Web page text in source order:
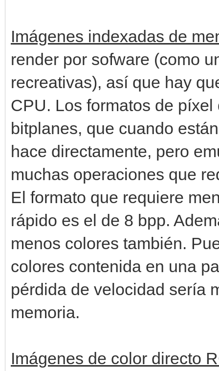
Imágenes indexadas de
render por sofware (como
recreativas), así que hay
CPU. Los formatos de
bitplanes, que cuando
hace directamente, pero
muchas operaciones que
El formato que requiere
rápido es el de 8 bpp.
menos colores también.
colores contenida en una
pérdida de velocidad sería
memoria.
Imágenes de color directo